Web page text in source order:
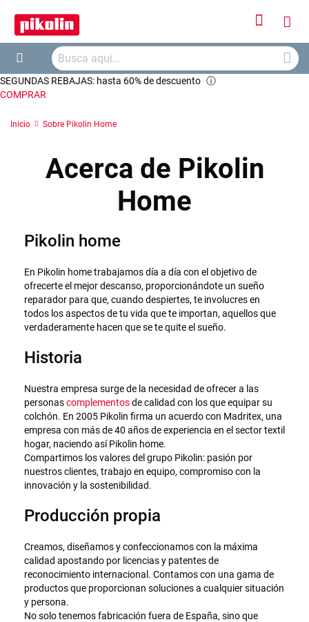
Iniciar
Buscar
SEGUNDAS REBAJAS: hasta 60% de descuento ⓘ
COMPRAR
Inicio Sobre Pikolin Home
Acerca de Pikolin
Home
Pikolin home
En Pikolin home trabajamos día a día con el objetivo de
ofrecerte el mejor descanso, proporcionándote un sueño
reparador para que, cuando despiertes, te involucres en
todos los aspectos de tu vida que te importan, aquellos que
verdaderamente hacen que se te quite el sueño.
Historia
Nuestra empresa surge de la necesidad de ofrecer a las
personascomplementosde calidad con los que equipar su
colchón. En 2005 Pikolin firma un acuerdo con Madritex, una
empresa con más de 40 años de experiencia en el sector textil
hogar, naciendo así Pikolin home.
Compartimos los valores del grupo Pikolin: pasión por
nuestros clientes, trabajo en equipo, compromiso con la
innovación y la sostenibilidad.
Producción propia
Creamos, diseñamos y confeccionamos con la máxima
calidad apostando por licencias y patentes de
reconocimiento internacional. Contamos con una gama de
productos que proporcionan soluciones a cualquier situación
y persona.
No solo tenemos fabricación fuera de España, sino que